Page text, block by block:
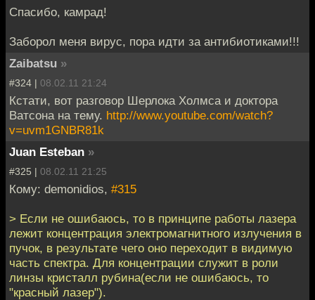
Спасибо, камрад!
Заборол меня вирус, пора идти за антибиотиками!!!
Zaibatsu »
#324 | 08.02.11 21:24
Кстати, вот разговор Шерлока Холмса и доктора
Ватсона на тему. http://www.youtube.com/watch?
v=uvm1GNBR81k
Juan Esteban »
#325 | 08.02.11 21:25
Кому: demonidios, #315
> Если не ошибаюсь, то в принципе работы лазера
лежит концентрация электромагнитного излучения в
пучок, в результате чего оно переходит в видимую
часть спектра. Для концентрации служит в роли
линзы кристалл рубина(если не ошибаюсь, то
"красный лазер").